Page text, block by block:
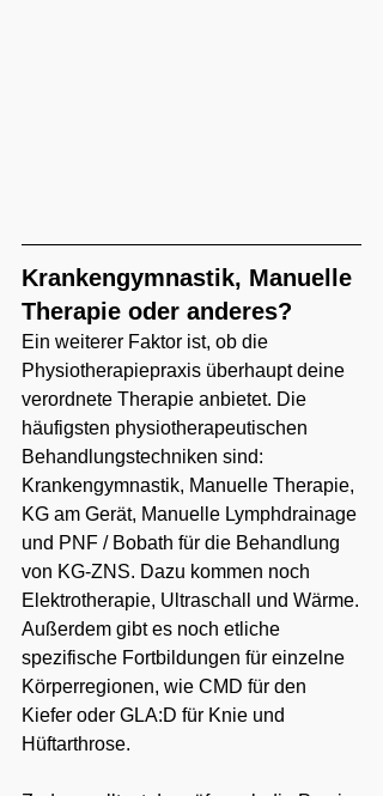
Krankengymnastik, Manuelle
Therapie oder anderes?
Ein weiterer Faktor ist, ob die
Physiotherapiepraxis überhaupt deine
verordnete Therapie anbietet. Die
häufigsten physiotherapeutischen
Behandlungstechniken sind:
Krankengymnastik, Manuelle Therapie,
KG am Gerät, Manuelle Lymphdrainage
und PNF / Bobath für die Behandlung
von KG-ZNS. Dazu kommen noch
Elektrotherapie, Ultraschall und Wärme.
Außerdem gibt es noch etliche
spezifische Fortbildungen für einzelne
Körperregionen, wie CMD für den
Kiefer oder GLA:D für Knie und
Hüftarthrose.